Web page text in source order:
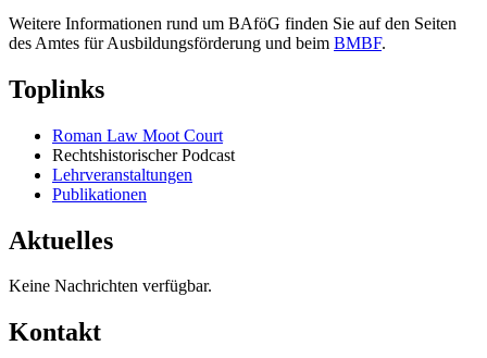
Weitere Informationen rund um BAföG finden Sie auf den Seiten
des Amtes für Ausbildungsförderung und beim BMBF.
Toplinks
Roman Law Moot Court
Rechtshistorischer Podcast
Lehrveranstaltungen
Publikationen
Aktuelles
Keine Nachrichten verfügbar.
Kontakt